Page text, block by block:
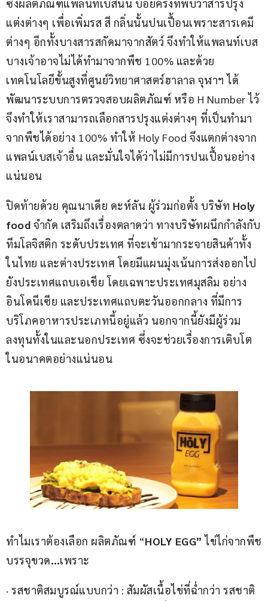
ซึ่งผลิตภัณฑ์แพลนท์เบสนั้น บ่อยครั้งที่พบว่าสารปรุง
แต่งต่างๆ เพื่อเพิ่มรส สี กลิ่นนั้นปนเปื้อนเพราะสารเคมี
ต่างๆ อีกทั้งบางสารสกัดมาจากสัตว์ จึงทำให้แพลนท์เบส
บางเจ้าอาจไม่ได้ทำมาจากพืช 100% และด้วย
เทคโนโลยีขั้นสูงที่ศูนย์วิทยาศาสตร์ฮาลาล จุฬาฯ ได้
พัฒนาระบบการตรวจสอบผลิตภัณฑ์ หรือ H Number ไว้
จึงทำให้เราสามารถเลือกสารปรุงแต่งต่างๆ ที่เป็นทำมา
จากพืชได้อย่าง 100% ทำให้ Holy Food จึงแตกต่างจาก
แพลน์เบสเจ้าอื่น และมั่นใจได้ว่าไม่มีการปนเปื้อนอย่าง
แน่นอน
ปิดท้ายด้วย คุณนาเดีย ดะห์ลัน ผู้ร่วมก่อตั้ง บริษัท Holy
food จำกัด เสริมถึงเรื่องตลาดว่า ทางบริษัทผนึกกำลังกับ
ทีมโลจิสติก ระดับประเทศ ที่จะเข้ามากระจายสินค้าทั้ง
ในไทย และต่างประเทศ โดยมีแผนมุ่งเน้นการส่งออกไป
ยังประเทศแถบเอเชีย โดยเฉพาะประเทศมุสลิม อย่าง
อินโดนีเซีย และประเทศแถบตะวันออกกลาง ที่มีการ
บริโภคอาหารประเภทนี้อยู่แล้ว นอกจากนี้ยังมีผู้ร่วม
ลงทุนทั้งในและนอกประเทศ ซึ่งจะช่วยเรื่องการเติบโต
ในอนาคตอย่างแน่นอน
ทำไมเราต้องเลือก ผลิตภัณฑ์ “HOLY EGG” ไข่ไก่จากพืช
บรรจุขวด…เพราะ
· รสชาติสมบูรณ์แบบกว่า : สัมผัสเนื้อไข่ที่ฉ่ำกว่า รสชาติ